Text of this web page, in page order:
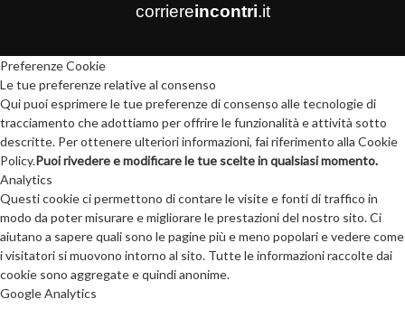
corriereincontri.it
Preferenze Cookie
Le tue preferenze relative al consenso
Qui puoi esprimere le tue preferenze di consenso alle tecnologie di
tracciamento che adottiamo per offrire le funzionalità e attività sotto
descritte. Per ottenere ulteriori informazioni, fai riferimento alla Cookie
Policy.Puoi rivedere e modificare le tue scelte in qualsiasi momento.
Analytics
Questi cookie ci permettono di contare le visite e fonti di traffico in
modo da poter misurare e migliorare le prestazioni del nostro sito. Ci
aiutano a sapere quali sono le pagine più e meno popolari e vedere come
i visitatori si muovono intorno al sito. Tutte le informazioni raccolte dai
cookie sono aggregate e quindi anonime.
Google Analytics